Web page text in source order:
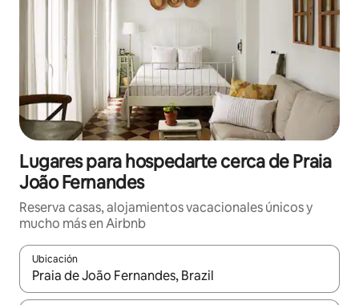
Lugares para hospedarte cerca de Praia
João Fernandes
Reserva casas, alojamientos vacacionales únicos y
mucho más en Airbnb
Ubicación
Cuando los resultados estén disponibles, podrás navegar